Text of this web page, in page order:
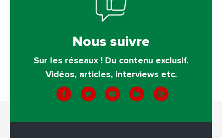
Nous suivre
Sur les réseaux ! Du contenu exclusif.
Vidéos, articles, interviews etc.